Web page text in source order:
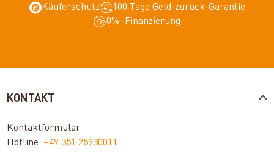
Käuferschutz
100 Tage Geld-zurück-Garantie
0%–Finanzierung
KONTAKT
Kontaktformular
Hotline: +49 351 25930011